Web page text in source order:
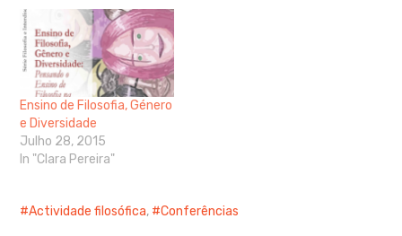
Ensino de Filosofia, Género
e Diversidade
Julho 28, 2015
In "Clara Pereira"
Actividade filosófica, Conferências